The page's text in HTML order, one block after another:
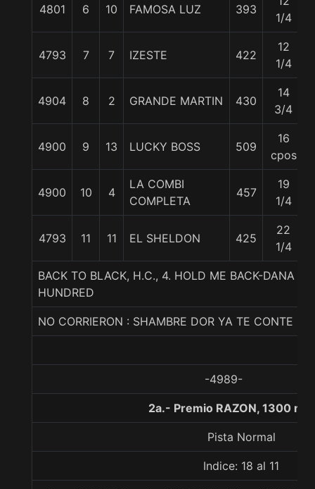
4801 6 10 FAMOSA LUZ 393
1/4
4793 7 7 IZESTE 422
12
1/4
4904 8 2 GRANDE MARTIN 430
14
3/4
4900 9 13 LUCKY BOSS 509
16
cpos
4900 10 4
LA COMBI
COMPLETA
457
19
1/4
4793 11 11 EL SHELDON 425
22
1/4
BACK TO BLACK, H.C., 4. HOLD ME BACK-DANA
HUNDRED
NO CORRIERON : SHAMBRE DOR YA TE CONTE
-4989-
2a.- Premio RAZON, 1300
Pista Normal
Indice: 18 al 11